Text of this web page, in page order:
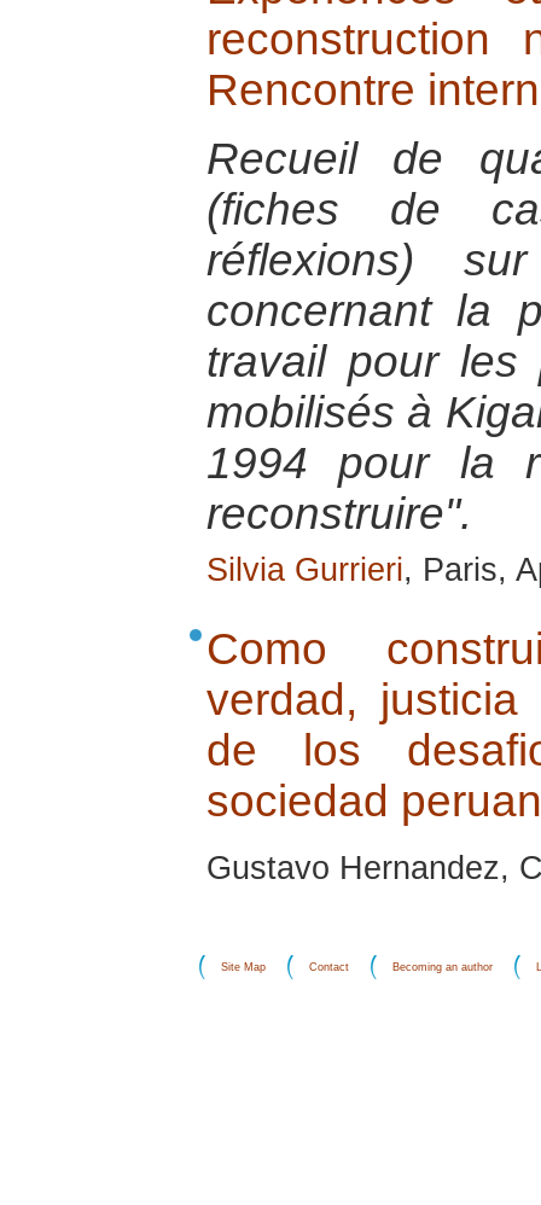
Rencontre
Recueil de
(fiches de
réflexions)
concernant la
travail pour les
mobilisés à
1994 pour la
reconstruire".
Silvia Gurrieri, Paris,
Como
verdad,
de los
sociedad
Gustavo Hernandez,
Site Map Contact Becoming an author